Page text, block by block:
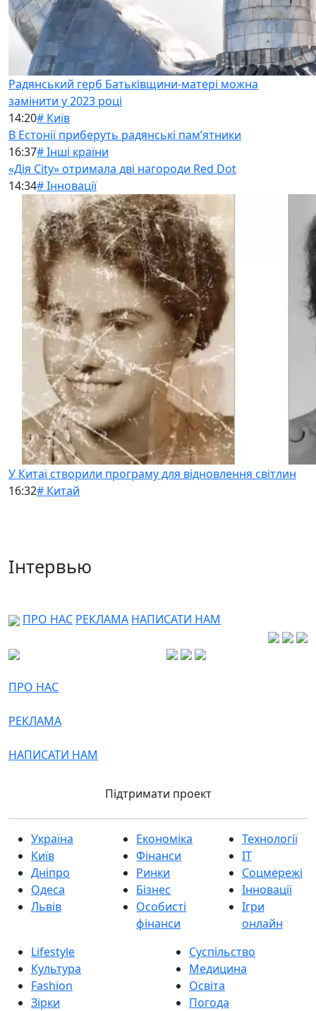
Радянський герб Батьківщини-матері можна
замінити у 2023 році
14:20# Київ
В Естонії приберуть радянські памʼятники
16:37# Інші країни
«Дія City» отримала дві нагороди Red Dot
14:34# Інновації
У Китаї створили програму для відновлення світлин
16:32# Китай
Інтервью
ПРО НАС РЕКЛАМА НАПИСАТИ НАМ
ПРО НАС
РЕКЛАМА
НАПИСАТИ НАМ
Підтримати проект
Україна
Київ
Дніпро
Одеса
Львів
Економіка
Фінанси
Ринки
Бізнес
Особисті
фінанси
Технології
IT
Соцмережі
Інновації
Ігри
онлайн
Lifestyle
Культура
Fashion
Зірки
Суспільство
Медицина
Освіта
Погода